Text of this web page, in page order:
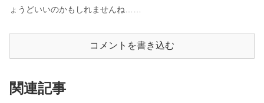
ょうどいいのかもしれませんね……
コメントを書き込む
関連記事